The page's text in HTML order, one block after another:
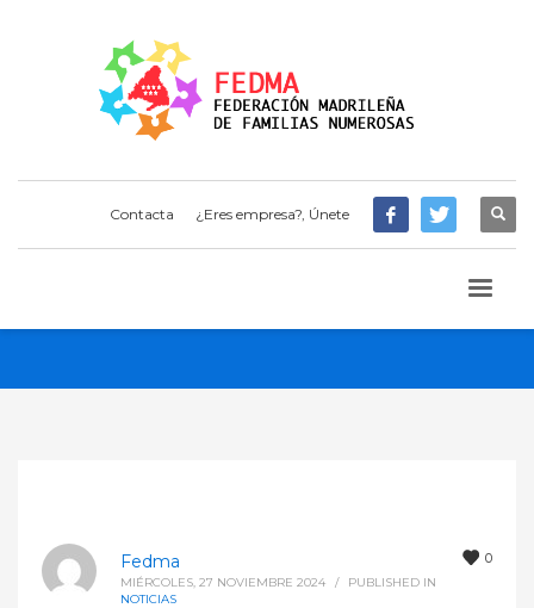
Contacta ¿Eres empresa?, Únete
0
Fedma
MIÉRCOLES, 27 NOVIEMBRE 2024 /
PUBLISHED IN
NOTICIAS